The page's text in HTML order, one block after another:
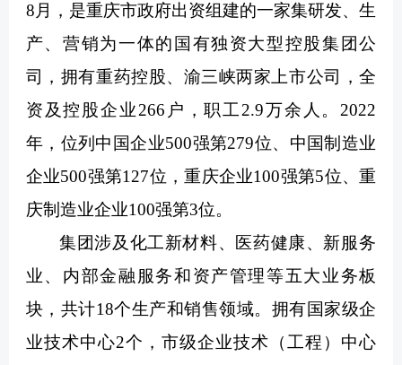
8月，是重庆市政府出资组建的一家集研发、生
产、营销为一体的国有独资大型控股集团公
司，拥有重药控股、渝三峡两家上市公司，全
资及控股企业266户，职工2.9万余人。2022
年，位列中国企业500强第279位、中国制造业
企业500强第127位，重庆企业100强第5位、重
庆制造业企业100强第3位。
集团涉及化工新材料、医药健康、新服务
业、内部金融服务和资产管理等五大业务板
块，共计18个生产和销售领域。拥有国家级企
业技术中心2个，市级企业技术（工程）中心